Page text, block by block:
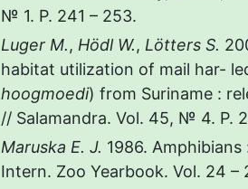
№ 1. P. 241 – 253.
Luger M., Hödl W., Lötters S.
habitat utilization of mail har-
hoogmoedi) from Suriname :
// Salamandra. Vol. 45, № 4. P.
Maruska E. J. 1986.
Intern. Zoo Yearbook. Vol. 24 –